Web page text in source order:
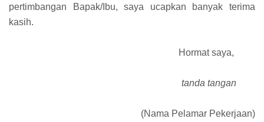
pertimbangan Bapak/Ibu, saya ucapkan banyak terima
kasih.
Hormat saya,
tanda tangan
(Nama Pelamar Pekerjaan)